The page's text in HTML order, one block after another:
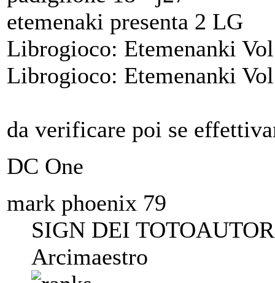
etemenaki presenta 2 LG
Librogioco: Etemenanki
Librogioco: Etemenanki
da verificare poi se
DC One
mark phoenix 79
SIGN DEI
Arcimaestro